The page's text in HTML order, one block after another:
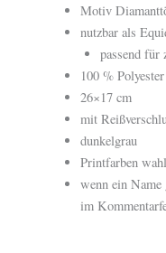
Motiv
nutzbar als
passend für
100 % Polyester
26×17 cm
mit
dunkelgrau
Printfarben
wenn ein
im